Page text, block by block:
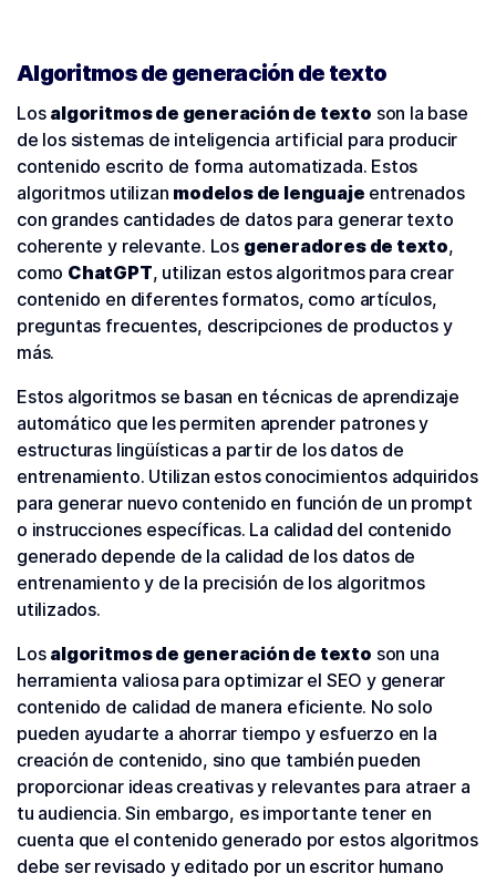
Algoritmos de generación de texto
Los algoritmos de generación de texto son la base
de los sistemas de inteligencia artificial para producir
contenido escrito de forma automatizada. Estos
algoritmos utilizan modelos de lenguaje entrenados
con grandes cantidades de datos para generar texto
coherente y relevante. Los generadores de texto,
como ChatGPT, utilizan estos algoritmos para crear
contenido en diferentes formatos, como artículos,
preguntas frecuentes, descripciones de productos y
más.
Estos algoritmos se basan en técnicas de aprendizaje
automático que les permiten aprender patrones y
estructuras lingüísticas a partir de los datos de
entrenamiento. Utilizan estos conocimientos adquiridos
para generar nuevo contenido en función de un prompt
o instrucciones específicas. La calidad del contenido
generado depende de la calidad de los datos de
entrenamiento y de la precisión de los algoritmos
utilizados.
Los algoritmos de generación de texto son una
herramienta valiosa para optimizar el SEO y generar
contenido de calidad de manera eficiente. No solo
pueden ayudarte a ahorrar tiempo y esfuerzo en la
creación de contenido, sino que también pueden
proporcionar ideas creativas y relevantes para atraer a
tu audiencia. Sin embargo, es importante tener en
cuenta que el contenido generado por estos algoritmos
debe ser revisado y editado por un escritor humano